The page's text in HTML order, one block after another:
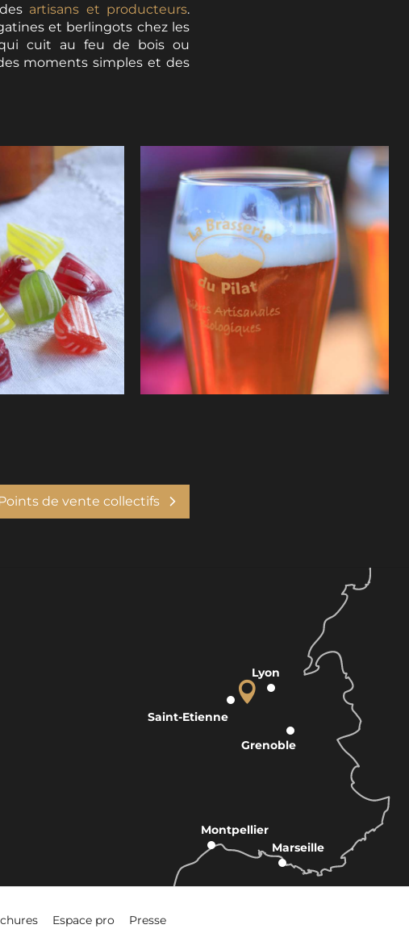
artisans et producteurs.
et berlingots chez les
cuit au feu de bois ou
moments simples et des
de vente collectifs
Lyon
Grenoble
Marseille
Montpellier
Saint-Etienne
Espace pro Presse